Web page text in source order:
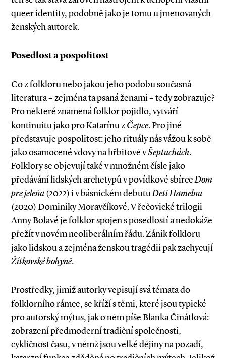
queer identity, podobně jako je tomu u jmenovaných
ženských autorek.
Posedlost a pospolitost
Co z folkloru nebo jakou jeho podobu současná
literatura – zejména ta psaná ženami – tedy zobrazuje?
Pro některé znamená folklor pojidlo, vytváří
kontinuitu jako pro Katarínu zČepce. Pro jiné
představuje pospolitost: jeho rituá­ly nás vážou k sobě
jako osamocené vdovy na hřbitově vŠeptuchách.
Folklory se objevují také v množném čísle jako
předávání lidských archetypů v povídkové sbírceDom
pre jeleňa(2022) i v básnickém debutuDeti Hamelnu
(2020) Dominiky Moravčíkové. V řečovické trilogii
Anny Bolavé je folklor spojen s posedlostí a nedokáže
přežít v novém neoliberálním řádu. Zánik folkloru
jako lidskou a zejména ženskou tragédii pak zachycují
Žítkovské bohyně.
Prostředky, jimiž autorky vepisují svá témata do
folklorního rámce, se kříží s těmi, které jsou typické
pro autorský mýtus, jak o něm píše Blanka Činátlová:
zobrazení předmoderní tradiční společnosti,
cykličnost času, v němž jsou velké dějiny na pozadí,